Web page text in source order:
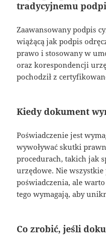
tradycyjnemu
Zaawansowany podpis
wiążącą jak podpis
prawo i stosowany w
oraz korespondencji
pochodził z
Kiedy dokument
Poświadczenie jest
wywoływać skutki
procedurach, takich jak
urzędowe. Nie wszystkie
poświadczenia, ale
tego wymagają, aby
Co zrobić, jeśli